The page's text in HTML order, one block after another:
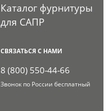
Каталог фурнитуры
для САПР
СВЯЗАТЬСЯ С НАМИ
8 (800) 550-44-66
Звонок по России бесплатный